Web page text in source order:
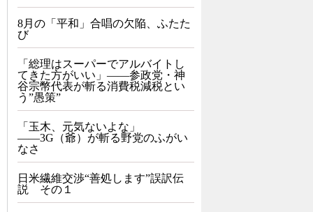
8月の「平和」合唱の欠陥、ふたた
び
「総理はスーパーでアルバイトし
てきた方がいい」――参政党・神
谷宗幣代表が斬る消費税減税とい
う”愚策”
「玉木、元気ないよな」
――3G（爺）が斬る野党のふがい
なさ
日米繊維交渉“善処します”誤訳伝
説 その１